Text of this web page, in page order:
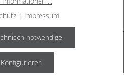
Garden Shop
zzgl.Versandkosten
| Impressum
notwendige
Konfigurieren